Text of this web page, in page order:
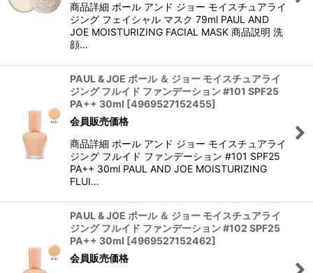
商品詳細 ポール アンド ジョー モイスチュアライ
ジング フェイシャル マスク 79ml PAUL AND
JOE MOISTURIZING FACIAL MASK 商品説明 洗
顔…
PAUL & JOE ポール ＆ ジョー モイスチュアライ
ジング フルイド ファンデーション #101 SPF25
PA++ 30ml [4969527152455]
会員販売価格
商品詳細 ポール アンド ジョー モイスチュアライ
ジング フルイド ファンデーション #101 SPF25
PA++ 30ml PAUL AND JOE MOISTURIZING
FLUI…
PAUL & JOE ポール ＆ ジョー モイスチュアライ
ジング フルイド ファンデーション #102 SPF25
PA++ 30ml [4969527152462]
会員販売価格